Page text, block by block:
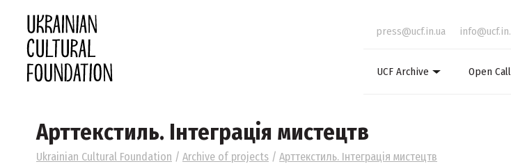
press@ucf.in.ua
UCF Archive Open
Арттекстиль. Інтеграція мистецтв
Ukrainian Cultural Foundation / Archive of projects / Арттекстиль. Інтеграція мистецтв